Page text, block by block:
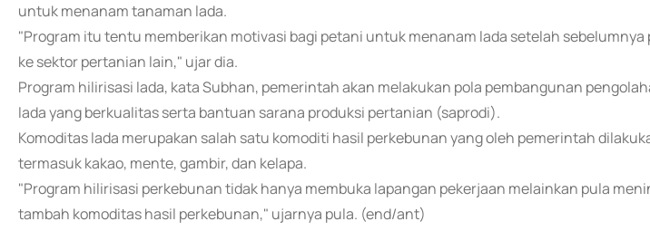
untuk menanam tanaman lada.
"Program itu tentu memberikan motivasi bagi petani untuk menanam lada setelah sebelumnya
ke sektor pertanian lain," ujar dia.
Program hilirisasi lada, kata Subhan, pemerintah akan melakukan pola pembangunan
lada yang berkualitas serta bantuan sarana produksi pertanian (saprodi).
Komoditas lada merupakan salah satu komoditi hasil perkebunan yang oleh pemerintah
termasuk kakao, mente, gambir, dan kelapa.
"Program hilirisasi perkebunan tidak hanya membuka lapangan pekerjaan melainkan pula
tambah komoditas hasil perkebunan," ujarnya pula. (end/ant)